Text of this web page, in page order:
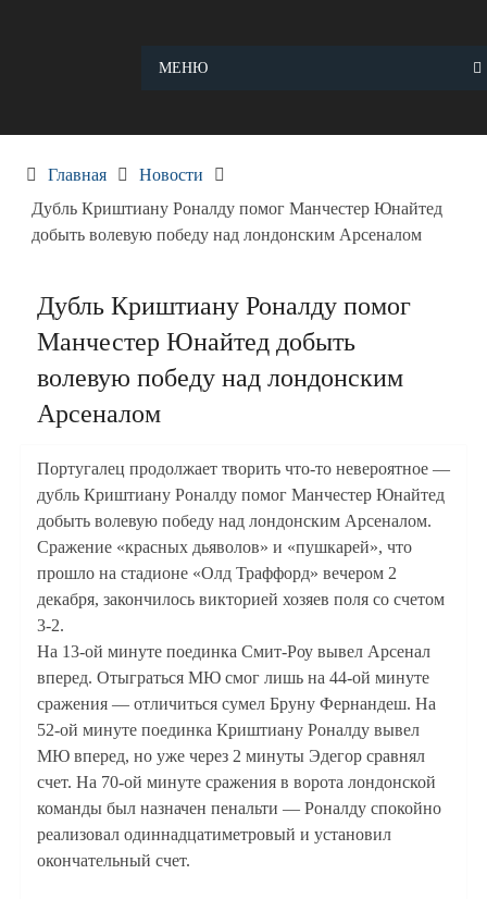
МЕНЮ
Главная
Новости
Дубль Криштиану Роналду помог Манчестер Юнайтед
добыть волевую победу над лондонским Арсеналом
Дубль Криштиану Роналду помог
Манчестер Юнайтед добыть
волевую победу над лондонским
Арсеналом
Португалец продолжает творить что-то невероятное —
дубль Криштиану Роналду помог Манчестер Юнайтед
добыть волевую победу над лондонским Арсеналом.
Сражение «красных дьяволов» и «пушкарей», что
прошло на стадионе «Олд Траффорд» вечером 2
декабря, закончилось викторией хозяев поля со счетом
3-2.
На 13-ой минуте поединка Смит-Роу вывел Арсенал
вперед. Отыграться МЮ смог лишь на 44-ой минуте
сражения — отличиться сумел Бруну Фернандеш. На
52-ой минуте поединка Криштиану Роналду вывел
МЮ вперед, но уже через 2 минуты Эдегор сравнял
счет. На 70-ой минуте сражения в ворота лондонской
команды был назначен пенальти — Роналду спокойно
реализовал одиннадцатиметровый и установил
окончательный счет.